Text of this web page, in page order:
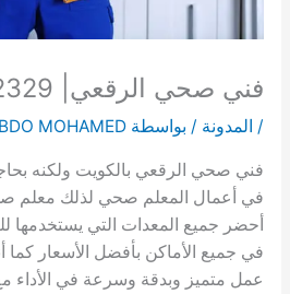
فني صحي الرقعي| 61002329
/ المدونة / بواسطة MOHAMED
فني صحي الرقعي بالكويت ولكنه
في أعمال المعلم صحي لذلك معلم
أحضر جميع المعدات التي يستخدمها
في جميع الأماكن بأفضل الأسعار
عمل متميز وبدقة وسرعة في الأداء